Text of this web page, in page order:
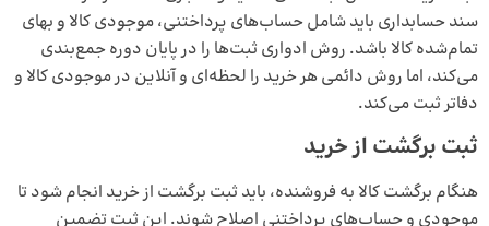
سند حسابداری باید شامل حساب‌های پرداختنی، موجودی کالا و بهای
تمام‌شده کالا باشد. روش ادواری ثبت‌ها را در پایان دوره جمع‌بندی
می‌کند، اما روش دائمی هر خرید را لحظه‌ای و آنلاین در موجودی کالا و
دفاتر ثبت می‌کند.
ثبت برگشت از خرید
هنگام برگشت کالا به فروشنده، باید ثبت برگشت از خرید انجام شود تا
موجودی و حساب‌های پرداختنی اصلاح شوند. این ثبت تضمین